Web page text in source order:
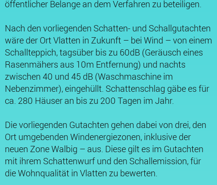
öffentlicher Belange an dem Verfahren zu beteiligen.
Nach den vorliegenden Schatten- und Schallgutachten
wäre der Ort Vlatten in Zukunft – bei Wind – von einem
Schallteppich, tagsüber bis zu 60dB (Geräusch eines
Rasenmähers aus 10m Entfernung) und nachts
zwischen 40 und 45 dB (Waschmaschine im
Nebenzimmer), eingehüllt. Schattenschlag gäbe es für
ca. 280 Häuser an bis zu 200 Tagen im Jahr.
Die vorliegenden Gutachten gehen dabei von drei, den
Ort umgebenden Windenergiezonen, inklusive der
neuen Zone Walbig – aus. Diese gilt es im Gutachten
mit ihrem Schattenwurf und den Schallemission, für
die Wohnqualität in Vlatten zu bewerten.